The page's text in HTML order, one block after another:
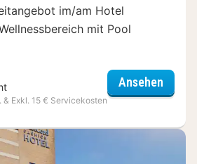
im/am Hotel
mit Pool
& Exkl. 15 € Servicekosten
Ansehen